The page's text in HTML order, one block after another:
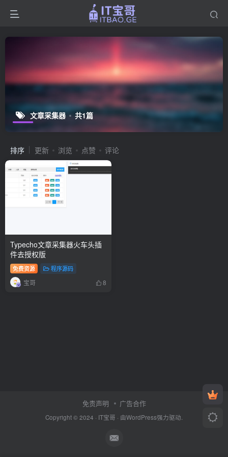
文章采集器 共1篇
排序 更新 浏览 点赞 评论
Typecho文章采集器火车头插
件去授权版
免费资源 程序源码
宝哥 8
免责声明 广告合作
Copyright © 2024 · IT宝哥 · 由WordPress强力驱动.